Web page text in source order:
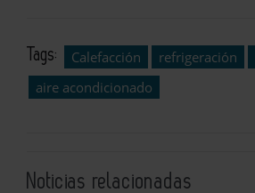
Tags: Calefacción refrigeración
aire acondicionado
Noticias relacionadas